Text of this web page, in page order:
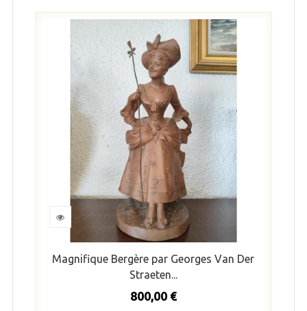
Magnifique Bergère par Georges Van Der
Straeten...
800,00 €